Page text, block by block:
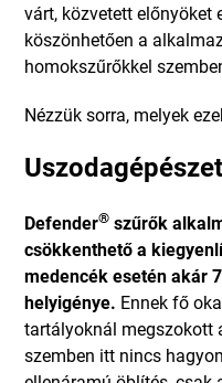
várt, közvetett előnyöket
köszönhetően a
homokszűrőkkel
Nézzük sorra, melyek
Defender® szűrők
csökkenthető a
medencék esetén akár
helyigénye. Ennek fő
tartályoknál megszokott
szemben itt nincs